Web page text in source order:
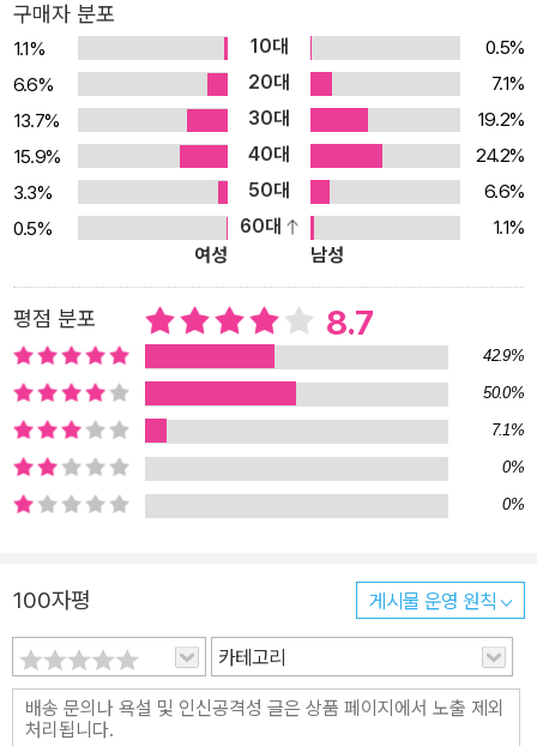
욕타임스 매거진』, 『타임』, 『하퍼스』, 『가디언』 등에 실린 사코의 단
편 만화 기사 11편을 모아 6개의 챕터로 분류한 작품집으로, 진실 보
도의 책무를 지닌 언론매체들이 종종 스쳐가거나 회피하는 세계 역사
의 중요한 장면들이 담겨 있다. 「헤이그」편은 네덜란드 헤이그의 국제
전범재판소에서 진행된 보스니아 내전의 전범 재판 과정을, 「팔레스
타인」편은 헤브론과 가자를 중심으로 펼쳐지는 이스라엘과 팔레스타
인의 분쟁을, 「코카서스」편은 러시아와의 분쟁 속에서 갈 곳을 잃은
체첸 난민들 이야기를, 「이라크」편은 미국 역사의 가장 어두운 부분이
라 할 수 있는 포로 고문과 이라크에 파병된 미군들의 이야기를, 「이
민」편은 아프리카의 가난과 전쟁, 폭정을 피해 유럽으로 건너가고자
하는 이들이 인구 40만의 지중해 섬나라 몰타로 몰려들면서 벌어지
는 사태들을, 「인도」편은 인도의 빈곤 문제와 복잡한 카스트 제도의
실상을 담고 있다. 그가 무엇보다 주목하는 건 분쟁의 현장 한가운데
에 있는 사람들의 실생활과 그들이 전하는 자신들의 이야기이다. 생
존을 위협받고 인권을 유린당하면서도 어디에도 호소할 길이 없는 이
들의 목소리와 그들을 그러한 조건 속에 밀어 넣거나 방치하는 이들
하고 참혹한지 직면하게 한다. 여전히 뺏기고 당하고 있는 이들에 대
한 일상적 무관심과 그들이 아닌 우리는 안전하다는 환상을 가차 없
이 밀어버리는 이 최고의 컬렉션은 사코가 오늘날 세계에서 가장 앞
서가는 국제 특파원임을 유감없이 보여준다. 저널리즘이란 무엇인지
를 치열하게 묻고 정직하게 응답한 명작 『저널리즘』은 끊임없이 스스
구매자 분포
1.1% 10대
0.5%
6.6%
20대
7.1%
13.7%
30대
19.2%
15.9%
40대
24.2%
3.3%
50대
6.6%
0.5%
60대
1.1%
여성
남성
평점 분포 8.7
42.9%
50.0%
7.1%
0%
0%
100자평 게시물 운영 원칙
카테고리